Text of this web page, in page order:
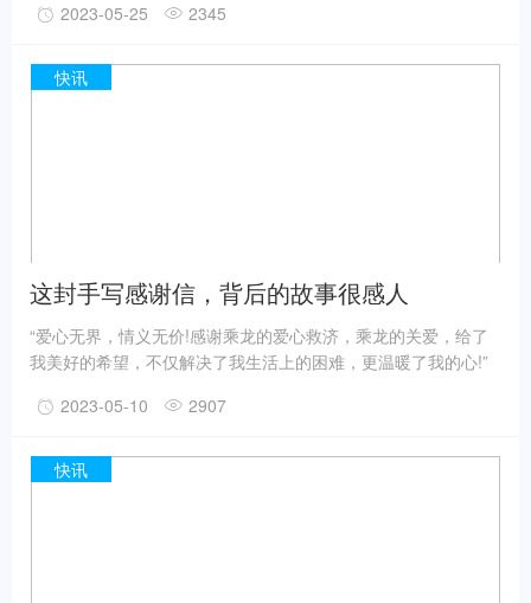
程。2023-05-25 2345
快讯
这封手写感谢信，背后的故事很感人
“爱心无界，情义无价!感谢乘龙的爱心救济，乘龙的关爱，给了
我美好的希望，不仅解决了我生活上的困难，更温暖了我的心!”
信，字里行间洋溢着满满的感激之情。这位卡友刚做完手术没几
2023-05-10 2907
快讯